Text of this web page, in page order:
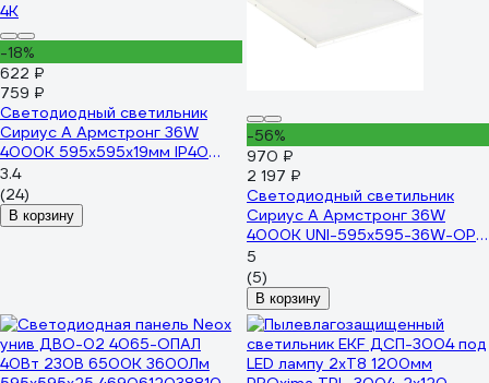
-18%
622 ₽
759 ₽
Светодиодный светильник
Сириус А Армстронг 36W
4000K 595х595х19мм IP40
SiriusA UNI-595x595-36W-PR-
4K
3.4
(24)
В корзину
-56%
970 ₽
2 197 ₽
Светодиодный светильник
Сириус А Армстронг 36W
4000K UNI-595x595-36W-OP-
4K
5
(5)
В корзину